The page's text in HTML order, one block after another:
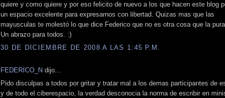
quiere y como quiere y por eso felicito de nuevo a los que hacen este blog
un espacio excelente para expresarnos con libertad. Quizas mas que las
mayusculas te molestó lo que dice Federico que no es otra cosa que la
Un abrazo para todos. :)
30 DE DICIEMBRE DE 2008 A LAS 1:45 P.M.
FEDERICO_N dijo...
Pido disculpas a todos por gritar y tratar mal a los demas participantes de
y de todo el ciberespacio, la verdad desconocia la norma de escribir en